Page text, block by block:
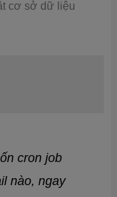
cơ sở dữ liệu
cron job
nào, ngay